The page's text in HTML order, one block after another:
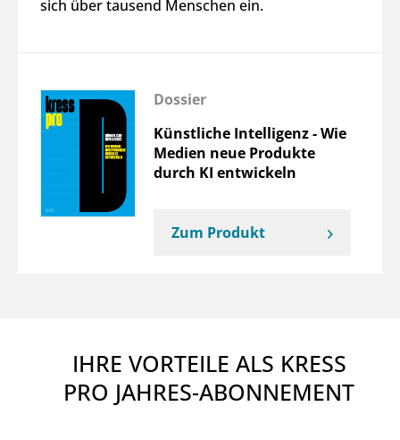
sich über tausend Menschen ein.
Dossier
Künstliche Intelligenz - Wie
Medien neue Produkte
durch KI entwickeln
Zum Produkt
IHRE VORTEILE ALS KRESS
PRO JAHRES-ABONNEMENT